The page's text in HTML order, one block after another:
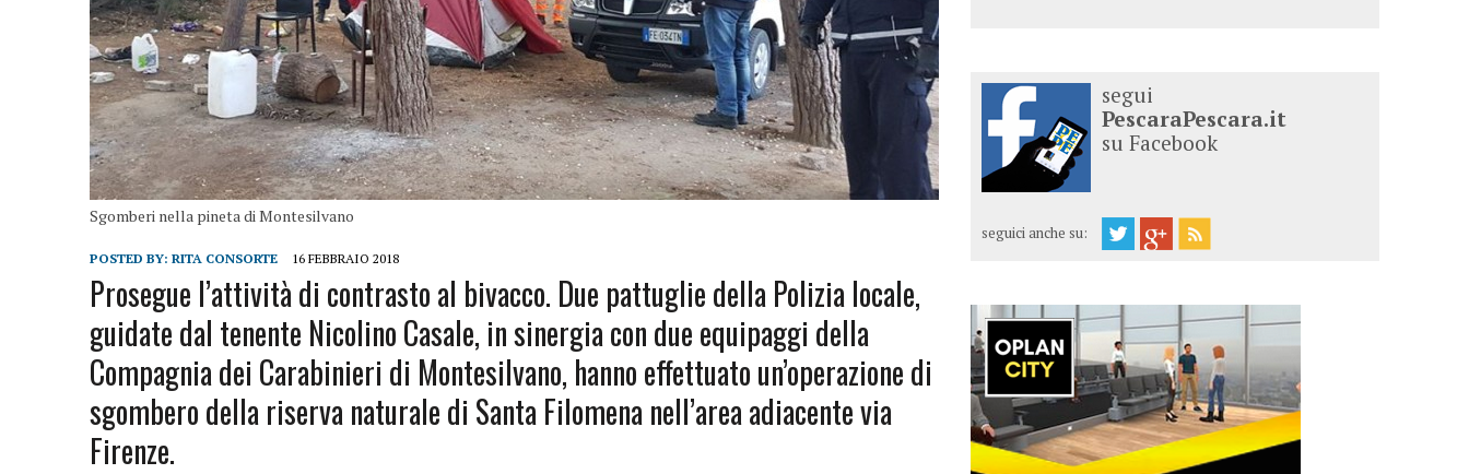
Sgomberi nella pineta di Montesilvano
POSTED BY: RITA CONSORTE 16 FEBBRAIO 2018
Prosegue l’attività di contrasto al bivacco. Due pattuglie della Polizia locale,
guidate dal tenente Nicolino Casale, in sinergia con due equipaggi della
Compagnia dei Carabinieri di Montesilvano, hanno effettuato un’operazione di
sgombero della riserva naturale di Santa Filomena nell’area adiacente via
Firenze.
segui
PescaraPescara.it
su Facebook
seguici anche su: